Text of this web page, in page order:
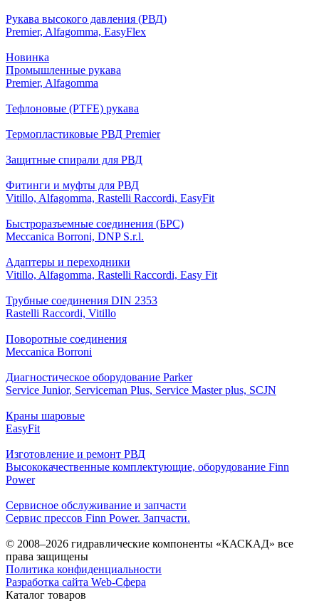
Рукава высокого давления (РВД)
Premier, Alfagomma, EasyFlex
Новинка
Промышленные рукава
Premier, Alfagomma
Тефлоновые (PTFE) рукава
Термопластиковые РВД Premier
Защитные спирали для РВД
Фитинги и муфты для РВД
Vitillo, Alfagomma, Rastelli Raccordi, EasyFit
Быстроразъемные соединения (БРС)
Meccanica Borroni, DNP S.r.l.
Адаптеры и переходники
Vitillo, Alfagomma, Rastelli Raccordi, Easy Fit
Трубные соединения DIN 2353
Rastelli Raccordi, Vitillo
Поворотные соединения
Meccanica Borroni
Диагностическое оборудование Parker
Service Junior, Serviceman Plus, Service Master plus, SCJN
Краны шаровые
EasyFit
Изготовление и ремонт РВД
Высококачественные комплектующие, оборудование Finn
Power
Сервисное обслуживание и запчасти
Сервис прессов Finn Power. Запчасти.
© 2008–2026 гидравлические компоненты «КАСКАД» все
права защищены
Политика конфиденциальности
Разработка сайта Web-Сфера
Каталог товаров